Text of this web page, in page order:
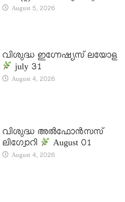
August 5, 2026
വിശുദ്ധ ഇഗ്നേഷ്യസ് ലയോള
july 31
August 4, 2026
വിശുദ്ധ അൽഫോൻസസ്
ലിഗ്വോറി
August 01
August 4, 2026